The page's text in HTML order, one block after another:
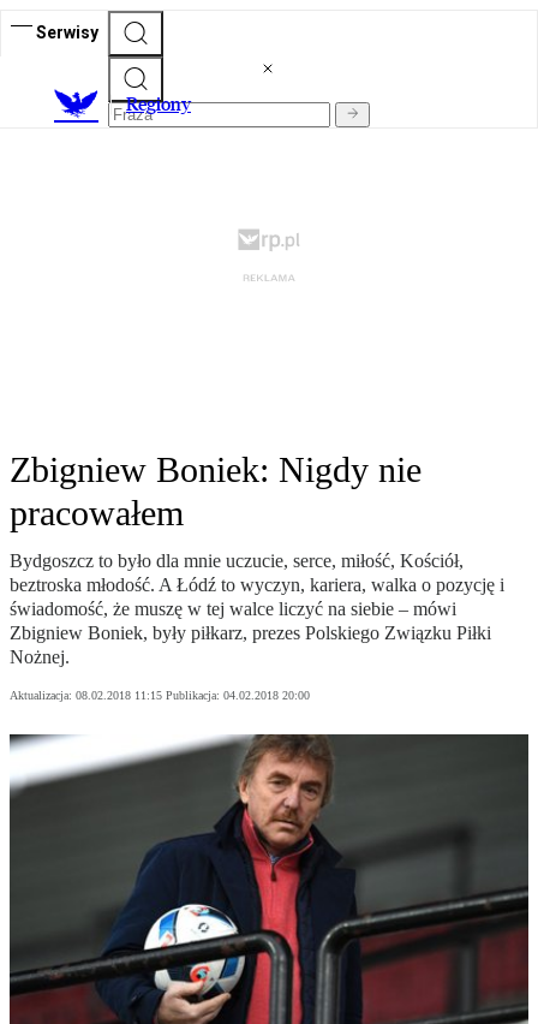
Serwisy
Regiony
Zbigniew Boniek: Nigdy nie
pracowałem
Bydgoszcz to było dla mnie uczucie, serce, miłość, Kościół,
beztroska młodość. A Łódź to wyczyn, kariera, walka o pozycję i
świadomość, że muszę w tej walce liczyć na siebie – mówi
Zbigniew Boniek, były piłkarz, prezes Polskiego Związku Piłki
Nożnej.
Aktualizacja: 08.02.2018 11:15 Publikacja: 04.02.2018 20:00